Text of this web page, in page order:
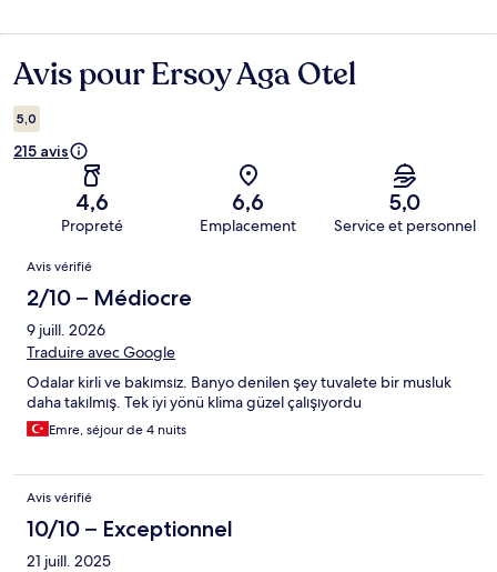
Avis
Avis pour Ersoy Aga Otel
5,0
215 avis
4,6
Propreté
6,6
Emplacement
5,0
Service et personnel
Avis
Avis vérifié
2/10 – Médiocre
9 juill. 2026
Traduire avec Google
Odalar kirli ve bakımsız. Banyo denilen şey tuvalete bir musluk
daha takılmış. Tek iyi yönü klima güzel çalışıyordu
Emre, séjour de 4 nuits
Avis vérifié
10/10 – Exceptionnel
21 juill. 2025